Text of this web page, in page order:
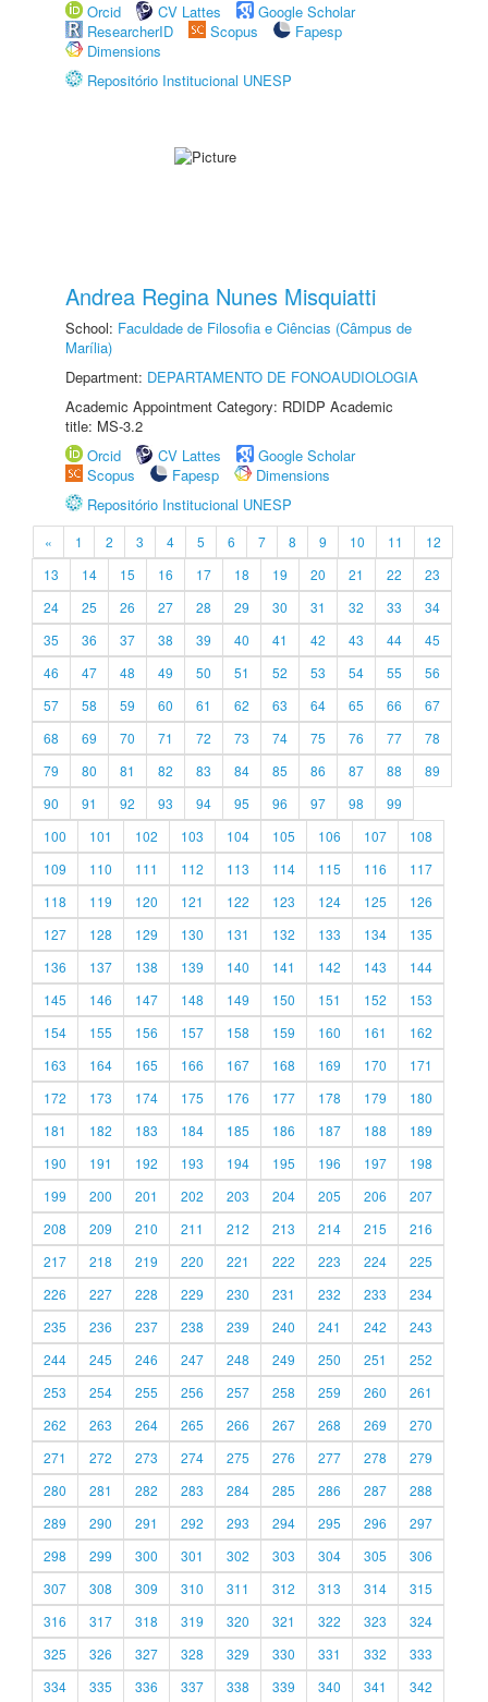
Orcid
CV Lattes
Google Scholar
ResearcherID
Scopus
Fapesp
Dimensions
Repositório Institucional UNESP
Andrea Regina Nunes Misquiatti
School: Faculdade de Filosofia e Ciências (Câmpus de
Marília)
Department: DEPARTAMENTO DE FONOAUDIOLOGIA
Academic Appointment Category: RDIDP Academic
title: MS-3.2
Orcid
CV Lattes
Google Scholar
Scopus
Fapesp
Dimensions
Repositório Institucional UNESP
« 1 2 3 4 5 6 7 8 9 10 11
12
13
14 15 16 17 18 19 20 21 22
23
24
25 26 27 28 29 30 31 32 33
34
35
36 37 38 39 40 41 42 43 44
45
46
47 48 49 50 51 52 53 54 55
56
57
58 59 60 61 62 63 64 65 66
67
68
69 70 71 72 73 74 75 76 77
78
79
80 81 82 83 84 85 86 87 88
89
90
91 92 93 94 95 96 97 98
99
100
101 102 103 104 105 106 107
108
109
110 111 112 113 114 115 116
117
118
119 120 121 122 123 124 125
126
127
128 129 130 131 132 133 134
135
136
137 138 139 140 141 142 143
144
145
146 147 148 149 150 151 152
153
154
155 156 157 158 159 160 161
162
163
164 165 166 167 168 169 170
171
172
173 174 175 176 177 178 179
180
181
182 183 184 185 186 187 188
189
190
191 192 193 194 195 196 197
198
199
200 201 202 203 204 205 206
207
208
209 210 211 212 213 214 215
216
217
218 219 220 221 222 223 224
225
226
227 228 229 230 231 232 233
234
235
236 237 238 239 240 241 242
243
244
245 246 247 248 249 250 251
252
253
254 255 256 257 258 259 260
261
262
263 264 265 266 267 268 269
270
271
272 273 274 275 276 277 278
279
280
281 282 283 284 285 286 287
288
289
290 291 292 293 294 295 296
297
298
299 300 301 302 303 304 305
306
307
308 309 310 311 312 313 314
315
316
317 318 319 320 321 322 323
324
325
326 327 328 329 330 331 332
333
334
335 336 337 338 339 340 341 342